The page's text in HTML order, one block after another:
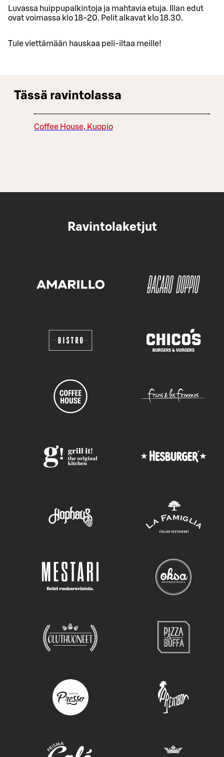
Luvassa huippupalkintoja ja mahtavia etuja. Illan edut
ovat voimassa klo 18-20. Pelit alkavat klo 18.30.
Tule viettämään hauskaa peli-iltaa meille!
Tässä ravintolassa
Coffee House, Kuopio
Ravintolaketjut